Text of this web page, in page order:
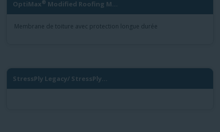
OptiMax® Modified Roofing M...
Membrane de toiture avec protection longue durée
StressPly Legacy/ StressPly...